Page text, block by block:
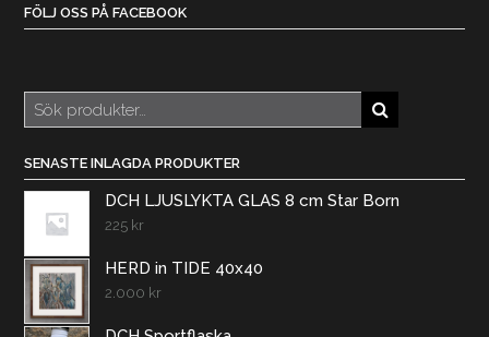
FÖLJ OSS PÅ FACEBOOK
Sök
efter:
SENASTE INLAGDA PRODUKTER
DCH LJUSLYKTA GLAS 8 cm Star Born
225 kr
HERD in TIDE 40x40
2.000 kr